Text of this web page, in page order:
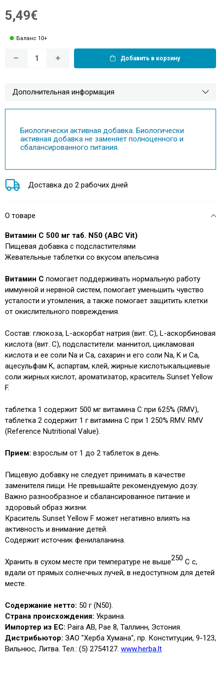
5,49€
Баланс 10+
Добавить в корзину
Дополнительная информация
Биологически активная добавка. Биологически
активная добавка не заменяет полноценного и
сбалансированного питания.
Доставка до 2 рабочих дней
О товаре
Витамин С 500 мг таб. N50 (ABC Vit)
Пищевая добавка с подсластителями
Жевательные таблетки со вкусом апельсина
Витамин С помогает поддерживать нормальную работу
иммунной и нервной систем, помогает уменьшить чувство
усталости и утомления, а также помогает защитить клетки
от окислительного повреждения.
Состав: глюкоза, L-аскорбат натрия (вит. С), L-аскорбиновая
кислота (вит. С), подсластители: маннитол, цикламовая
кислота и ее соли Na и Ca, сахарин и его соли Na, K и Ca,
ацесульфам K, аспартам, клей, жирные кислотыкальциевые
соли жирных кислот, ароматизатор, краситель Sunset Yellow
F.
таблетка 1 содержит 500 мг витамина С при 625% (RMV),
таблетка 2 содержит 1 г витамина С при 1 250% RMV. RMV
(Reference Nutritional Value).
Прием: взрослым от 1 до 2 таблеток в день.
Пищевую добавку не следует принимать в качестве
заменителя пищи. Не превышайте рекомендуемую дозу.
Важно разнообразное и сбалансированное питание и
здоровый образ жизни.
Краситель Sunset Yellow F может негативно влиять на
активность и внимание детей.
Содержит источник фенилаланина.
Хранить в сухом месте при температуре не выше250 C c,
вдали от прямых солнечных лучей, в недоступном для детей
месте.
Содержание нетто: 50 г (N50).
Страна происхождения: Украина.
Импортер из ЕС: Paira AB, Pae 8, Таллинн, Эстония.
Дистрибьютор: ЗАО "Херба Хумана", пр. Конституции, 9-123,
Вильнюс, Литва. Тел.: (5) 2754127. www.herba.lt